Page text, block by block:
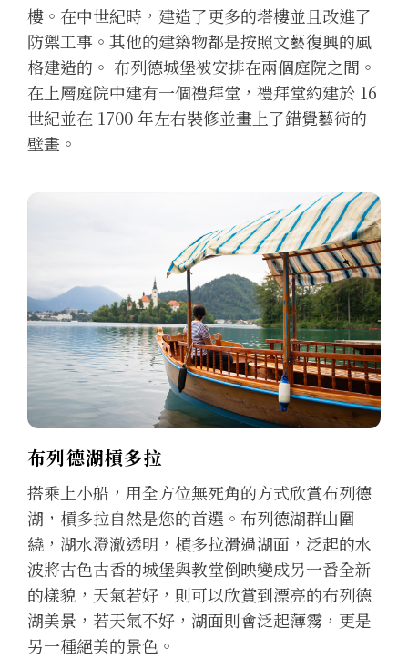
樓。在中世紀時，建造了更多的塔樓並且改進了
防禦工事。其他的建築物都是按照文藝復興的風
格建造的。 布列德城堡被安排在兩個庭院之間。
在上層庭院中建有一個禮拜堂，禮拜堂約建於 16
世紀並在 1700 年左右裝修並畫上了錯覺藝術的
壁畫。
布列德湖槓多拉
搭乘上小船，用全方位無死角的方式欣賞布列德
湖，槓多拉自然是您的首選。布列德湖群山圍
繞，湖水澄澈透明，槓多拉滑過湖面，泛起的水
波將古色古香的城堡與教堂倒映變成另一番全新
的樣貌，天氣若好，則可以欣賞到漂亮的布列德
湖美景，若天氣不好，湖面則會泛起薄霧，更是
另一種絕美的景色。